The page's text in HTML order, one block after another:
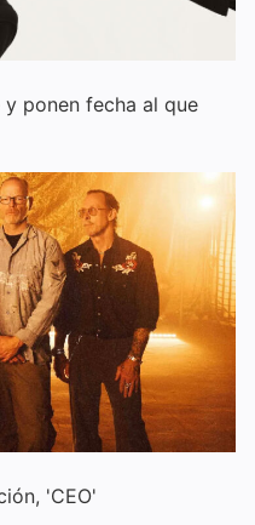
y ponen fecha al que
'CEO'